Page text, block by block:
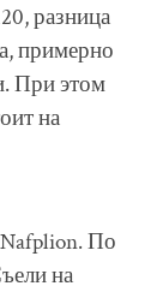
разница
примерно
При этом
на
По
на